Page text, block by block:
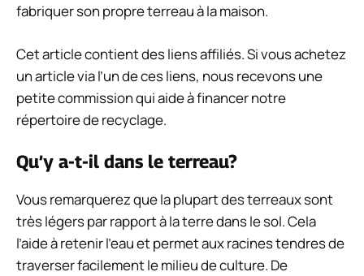
fabriquer son propre terreau à la maison.
Cet article contient des liens affiliés. Si vous achetez
un article via l’un de ces liens, nous recevons une
petite commission qui aide à financer notre
répertoire de recyclage.
Qu’y a-t-il dans le terreau?
Vous remarquerez que la plupart des terreaux sont
très légers par rapport à la terre dans le sol. Cela
l’aide à retenir l’eau et permet aux racines tendres de
traverser facilement le milieu de culture. De